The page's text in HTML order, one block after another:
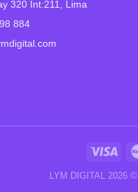
320 Int:211, Lima
884
LYM DIGITAL 2026 ©